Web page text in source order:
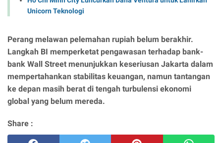
Unicorn Teknologi
Perang melawan pelemahan rupiah belum berakhir.
Langkah BI memperketat pengawasan terhadap bank-
bank Wall Street menunjukkan keseriusan Jakarta dalam
mempertahankan stabilitas keuangan, namun tantangan
ke depan masih berat di tengah turbulensi ekonomi
global yang belum mereda.
Share :